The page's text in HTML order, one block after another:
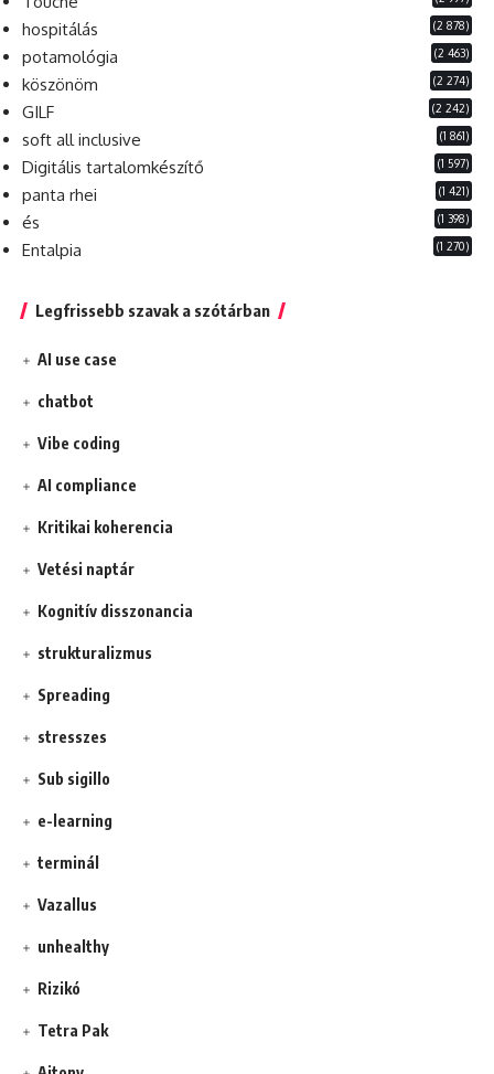
hospitálás (2 878)
potamológia (2 463)
köszönöm (2 274)
GILF (2 242)
soft all inclusive (1 861)
Digitális tartalomkészítő (1 597)
panta rhei (1 421)
és (1 398)
Entalpia (1 270)
Legfrissebb szavak a szótárban
AI use case
chatbot
Vibe coding
AI compliance
Kritikai koherencia
Vetési naptár
Kognitív disszonancia
strukturalizmus
Spreading
stresszes
Sub sigillo
e-learning
terminál
Vazallus
unhealthy
Rizikó
Tetra Pak